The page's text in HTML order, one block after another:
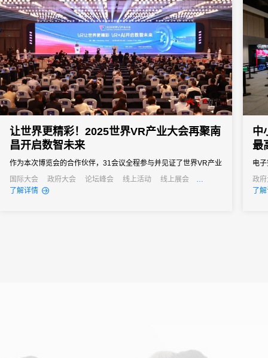
者和行业...
让世界更精彩！2025世界VR产业大会再聚南
昌开启数智未来
作为本次博览会的合作伙伴，31会议全程参与并见证了世界VR产业
大会的飞速发展与深刻变革，并依托专业的会展服务能力与创新技
术支撑为博览会的顺利举办提供了坚实有力的保障，推动会务运营
国际大会 政府大会 论坛峰会 线上活动
线上展会
产业大会
经销商大会
了解详情
中
最
电
计
通
政
公
了